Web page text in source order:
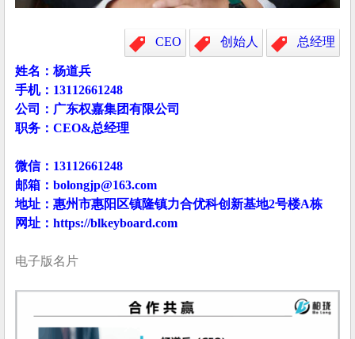
CEO 创始人 总经理
姓名：杨道兵
手机：13112661248
公司：广东权嘉集团有限公司
职务：CEO&总经理
微信：13112661248
邮箱：bolongjp@163.com
地址：惠州市惠阳区镇隆镇⼒合优科创新基地2号楼A栋
网址：https://blkeyboard.com
电子版名片